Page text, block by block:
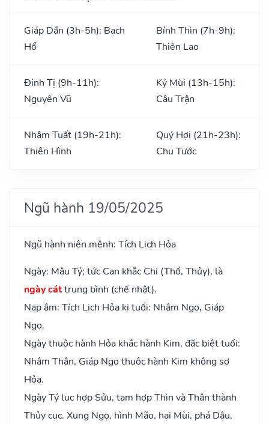
Giáp Dần (3h-5h): Bạch
Hổ
Bính Thìn (7h-9h):
Thiên Lao
Đinh Tị (9h-11h):
Nguyên Vũ
Kỷ Mùi (13h-15h):
Câu Trận
Nhâm Tuất (19h-21h):
Thiên Hình
Quý Hợi (21h-23h):
Chu Tước
Ngũ hành 19/05/2025
Ngũ hành niên mệnh: Tích Lịch Hỏa
Ngày: Mậu Tý; tức Can khắc Chi (Thổ, Thủy), là
ngày cáttrung bình (chế nhật).
Nạp âm: Tích Lịch Hỏa kị tuổi: Nhâm Ngọ, Giáp
Ngọ.
Ngày thuộc hành Hỏa khắc hành Kim, đặc biệt tuổi:
Nhâm Thân, Giáp Ngọ thuộc hành Kim không sợ
Hỏa.
Ngày Tý lục hợp Sửu, tam hợp Thìn và Thân thành
Thủy cục. Xung Ngọ, hình Mão, hại Mùi, phá Dậu,